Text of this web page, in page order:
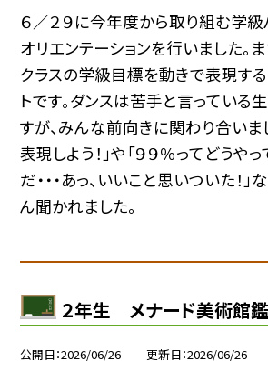
６／２９に今年度から取り組む学級
オリエンテーションを行いました。
クラスの学級目標を動きで表現す
トです。ダンスは苦手と言っている
すが、みんな前向きに関わり合いま
表現しよう！」や「９９％ってどうや
だ・・・あっ、いいこと思いついた！
ん聞かれました。
２年生 メナード美術館
公開日 2026/06/26 更新日 2026/06/26